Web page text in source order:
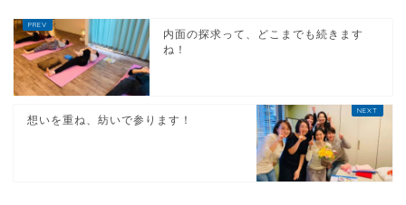
内面の探求って、どこまでも続きます
ね！
想いを重ね、紡いで参ります！